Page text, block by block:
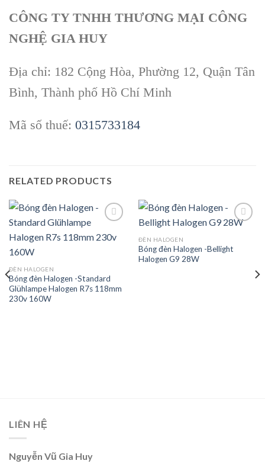
CÔNG TY TNHH THƯƠNG MẠI CÔNG
NGHỆ GIA HUY
Địa chỉ: 182 Cộng Hòa, Phường 12, Quận Tân
Bình, Thành phố Hồ Chí Minh
Mã số thuế: 0315733184
RELATED PRODUCTS
ĐÈN HALOGEN
Bóng đèn Halogen -Standard
Glühlampe Halogen R7s 118mm
230v 160W
Add to
ĐÈN HALOGEN
Bóng đèn Halogen -Bellight
Halogen G9 28W
LIÊN HỆ
Nguyễn Vũ Gia Huy